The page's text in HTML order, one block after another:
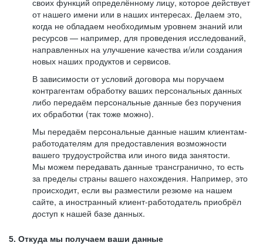
своих функций определённому лицу, которое действует
от нашего имени или в наших интересах. Делаем это,
когда не обладаем необходимым уровнем знаний или
ресурсов — например, для проведения исследований,
направленных на улучшение качества и/или создания
новых наших продуктов и сервисов.
В зависимости от условий договора мы поручаем
контрагентам обработку ваших персональных данных
либо передаём персональные данные без поручения
их обработки (так тоже можно).
Мы передаём персональные данные нашим клиентам-
работодателям для предоставления возможности
вашего трудоустройства или иного вида занятости.
Мы можем передавать данные трансгранично, то есть
за пределы страны вашего нахождения. Например, это
происходит, если вы разместили резюме на нашем
сайте, а иностранный клиент-работодатель приобрёл
доступ к нашей базе данных.
5. Откуда мы получаем ваши данные